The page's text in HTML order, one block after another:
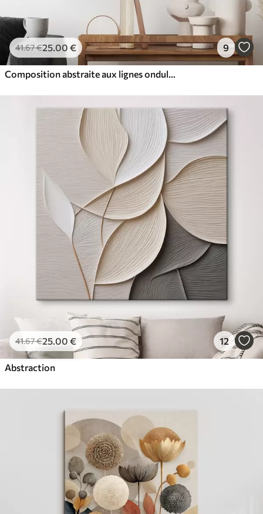
41.67€25.00 € 9
Composition abstraite aux lignes ondulées dynamiques, dans une palette de tons brun terre cuite
41.67€25.00 € 12
Abstraction